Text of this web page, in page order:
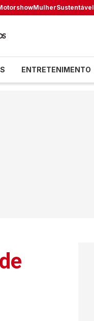
MulherSustentável
ENTRETENIMENTO